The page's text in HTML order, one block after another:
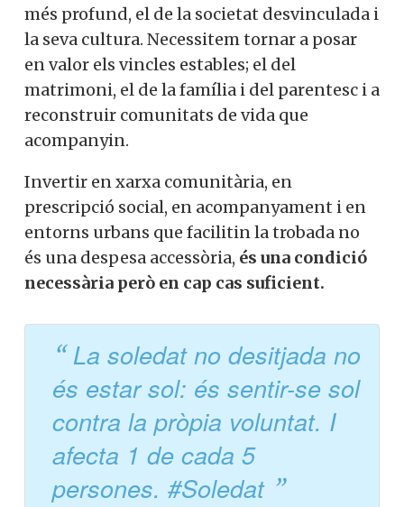
més profund, el de la societat desvinculada i
la seva cultura. Necessitem tornar a posar
en valor els vincles estables; el del
matrimoni, el de la família i del parentesc i a
reconstruir comunitats de vida que
acompanyin.
Invertir en xarxa comunitària, en
prescripció social, en acompanyament i en
entorns urbans que facilitin la trobada no
és una despesa accessòria, és una condició
necessària però en cap cas suficient.
La soledat no desitjada no
és estar sol: és sentir-se sol
contra la pròpia voluntat. I
afecta 1 de cada 5
persones. #Soledat